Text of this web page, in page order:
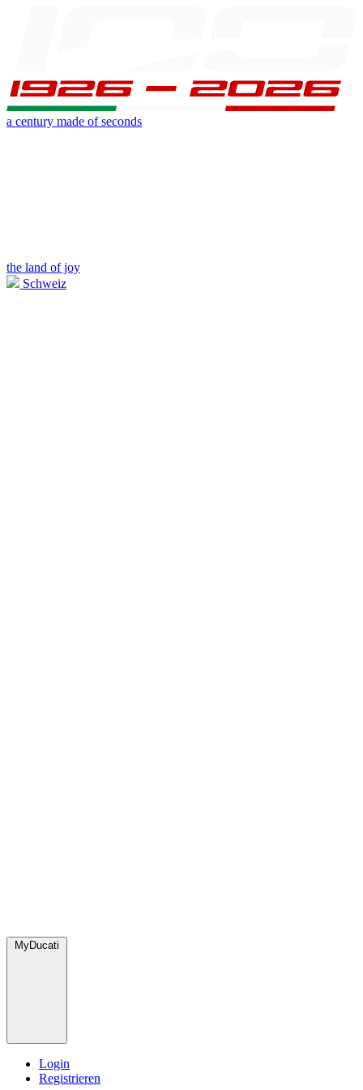
a century made of seconds
the land of joy
Schweiz
MyDucati
Login
Registrieren